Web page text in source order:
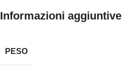
Informazioni aggiuntive
PESO